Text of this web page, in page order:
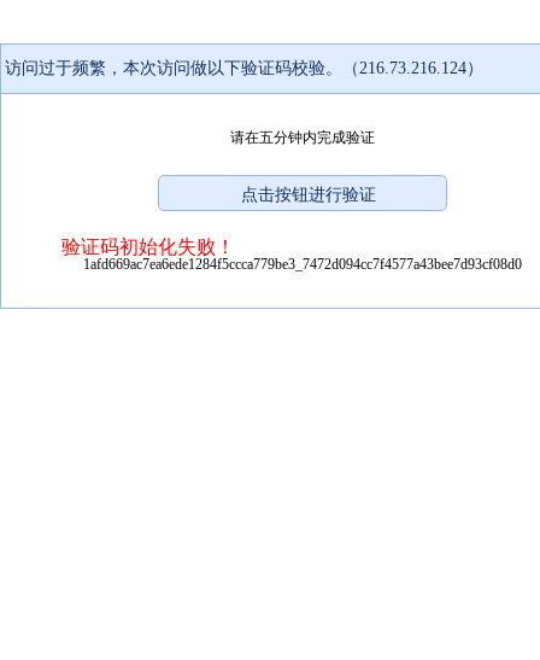
访问过于频繁，本次访问做以下验证码校验。（216.73.216.124）
请在五分钟内完成验证
验证码初始化失败！
1afd669ac7ea6ede1284f5ccca779be3_7472d094cc7f4577a43bee7d93cf08d0